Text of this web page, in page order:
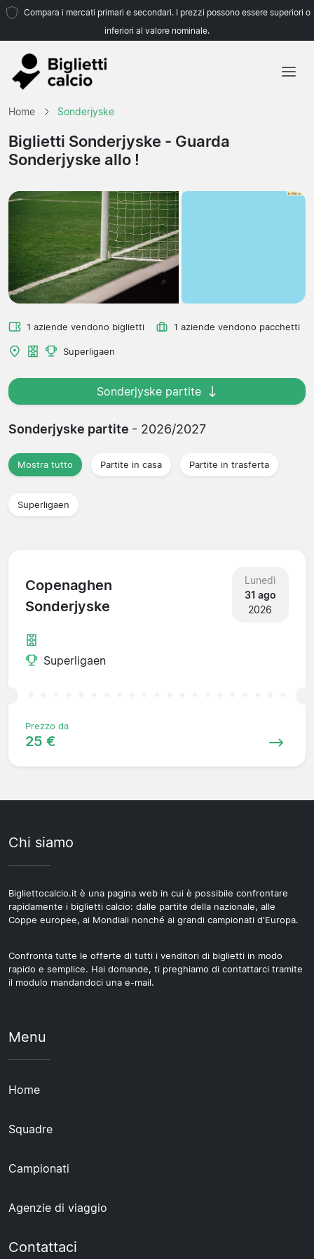
Compara i mercati primari e secondari. I prezzi possono essere superiori o
inferiori al valore nominale.
Squadre
Campionati
Home Sonderjyske
Biglietti Sonderjyske - Guarda
Sonderjyske allo !
1 aziende vendono biglietti 1 aziende vendono pacchetti
Superligaen
Sonderjyske partite
Sonderjyske partite - 2026/2027
Mostra tutto Partite in casa Partite in trasferta
Superligaen
Copenaghen
Sonderjyske
Lunedì
31 ago
2026
Superligaen
Prezzo da
25 €
Chi siamo
Bigliettocalcio.it è una pagina web in cui è possibile confrontare
rapidamente i biglietti calcio: dalle partite della nazionale, alle
Coppe europee, ai Mondiali nonché ai grandi campionati d'Europa.
Confronta tutte le offerte di tutti i venditori di biglietti in modo
rapido e semplice. Hai domande, ti preghiamo di contattarci tramite
il modulo mandandoci una e-mail.
Menu
Home
Squadre
Campionati
Agenzie di viaggio
Contattaci